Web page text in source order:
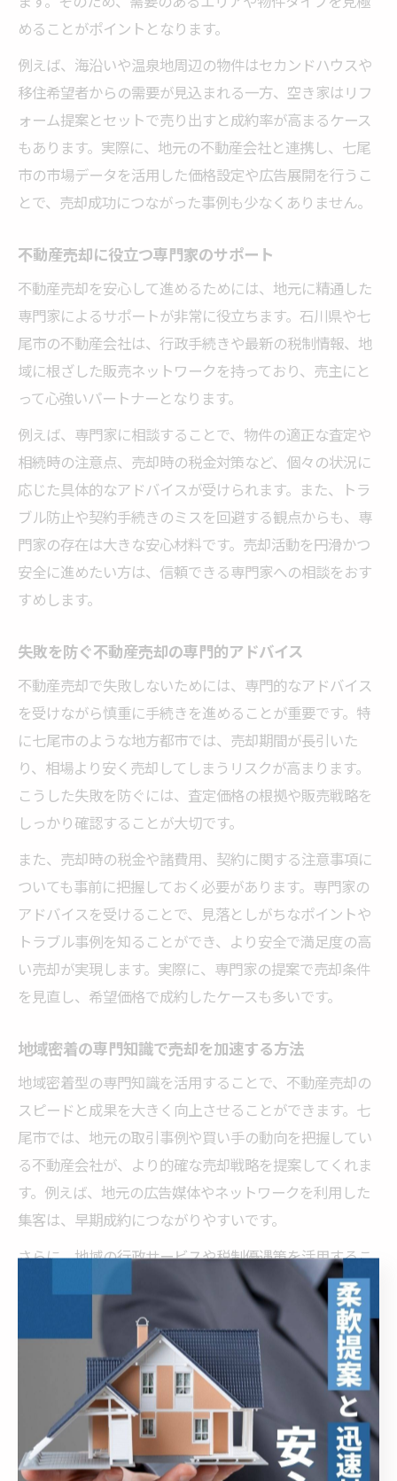
めることがポイントとなります。
例えば、海沿いや温泉地周辺の物件はセカンドハウスや
移住希望者からの需要が見込まれる一方、空き家はリフ
ォーム提案とセットで売り出すと成約率が高まるケース
もあります。実際に、地元の不動産会社と連携し、七尾
市の市場データを活用した価格設定や広告展開を行うこ
とで、売却成功につながった事例も少なくありません。
不動産売却に役立つ専門家のサポート
不動産売却を安心して進めるためには、地元に精通した
専門家によるサポートが非常に役立ちます。石川県や七
尾市の不動産会社は、行政手続きや最新の税制情報、地
域に根ざした販売ネットワークを持っており、売主にと
って心強いパートナーとなります。
例えば、専門家に相談することで、物件の適正な査定や
相続時の注意点、売却時の税金対策など、個々の状況に
応じた具体的なアドバイスが受けられます。また、トラ
ブル防止や契約手続きのミスを回避する観点からも、専
門家の存在は大きな安心材料です。売却活動を円滑かつ
安全に進めたい方は、信頼できる専門家への相談をおす
すめします。
失敗を防ぐ不動産売却の専門的アドバイス
不動産売却で失敗しないためには、専門的なアドバイス
を受けながら慎重に手続きを進めることが重要です。特
に七尾市のような地方都市では、売却期間が長引いた
り、相場より安く売却してしまうリスクが高まります。
こうした失敗を防ぐには、査定価格の根拠や販売戦略を
しっかり確認することが大切です。
また、売却時の税金や諸費用、契約に関する注意事項に
ついても事前に把握しておく必要があります。専門家の
アドバイスを受けることで、見落としがちなポイントや
トラブル事例を知ることができ、より安全で満足度の高
い売却が実現します。実際に、専門家の提案で売却条件
を見直し、希望価格で成約したケースも多いです。
地域密着の専門知識で売却を加速する方法
地域密着型の専門知識を活用することで、不動産売却の
スピードと成果を大きく向上させることができます。七
尾市では、地元の取引事例や買い手の動向を把握してい
る不動産会社が、より的確な売却戦略を提案してくれま
す。例えば、地元の広告媒体やネットワークを利用した
集客は、早期成約につながりやすいです。
さらに、地域の行政サービスや税制優遇策を活用するこ
とで、手続きや費用面の負担を軽減できます。こうした
地元密着のノウハウは、他地域の業者にはない強みで
す。売却を急いでいる方や、初めての不動産売却で不安
がある方は、地域に根差した専門家の知識を最大限に活
用しましょう。